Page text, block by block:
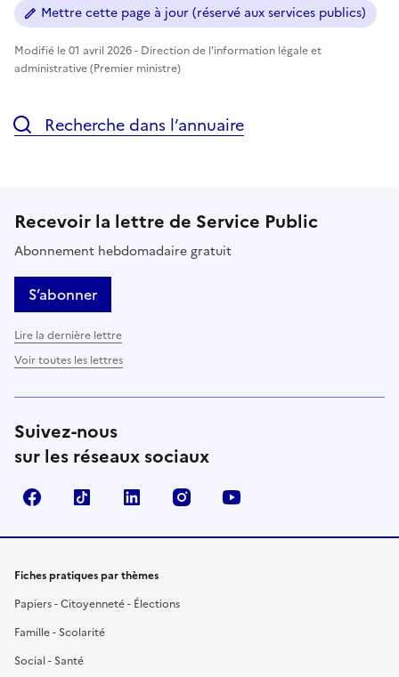
Mettre cette page à jour (réservé aux services publics)
Modifié le 01 avril 2026 - Direction de l'information légale et
administrative (Premier ministre)
Recherche dans l’annuaire
Recevoir la lettre de Service Public
Abonnement hebdomadaire gratuit
S’abonner
Lire la dernière lettre
Voir toutes les lettres
Suivez-nous
sur les réseaux sociaux
FacebookTikTok LinkedIn Instagram
Fiches pratiques par thèmes
Papiers - Citoyenneté - Élections
Famille - Scolarité
Social - Santé